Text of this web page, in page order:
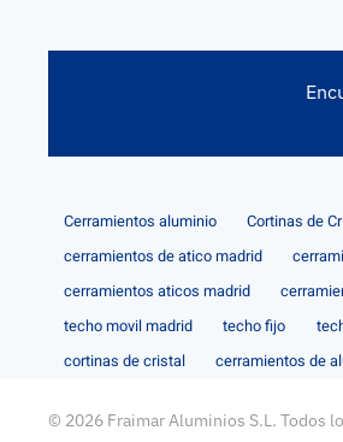
Cerramientos aluminio Cortinas de
cerramientos de atico madrid
cerramientos aticos madrid
techo movil madrid
techo fijo
cortinas de cristal
cerramientos de
© 2026 Fraimar Aluminios S.L. Todos